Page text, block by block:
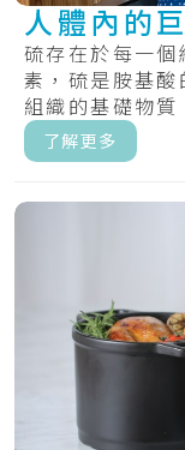
人體內的
硫存在於每一
素，硫是胺基酸
組織的基礎物
甲的.....
了解更多